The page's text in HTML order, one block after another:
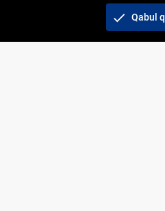
tashkil etish" AJ. Barcha huquqlar
check Qabul